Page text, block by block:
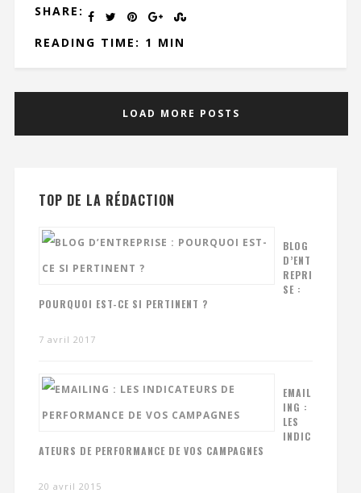
SHARE:
READING TIME: 1 MIN
LOAD MORE POSTS
TOP DE LA RÉDACTION
BLOG
D’ENT
REPRI
SE :
POURQUOI EST-CE SI PERTINENT ?
7 avril 2017
EMAIL
ING :
LES
INDIC
ATEURS DE PERFORMANCE DE VOS CAMPAGNES
20 avril 2015